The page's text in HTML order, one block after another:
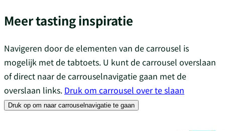
Meer tasting inspiratie
Navigeren door de elementen van de carrousel is
mogelijk met de tabtoets. U kunt de carrousel overslaan
of direct naar de carrouselnavigatie gaan met de
overslaan links. Druk om carrousel over te slaan
Druk op om naar carrouselnavigatie te gaan